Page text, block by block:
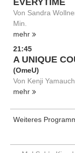
EVERYTIME
Von Sandra
Min.
mehr
21:45
A UNIQUE
(OmeU)
Von Kenji
mehr
Weiteres